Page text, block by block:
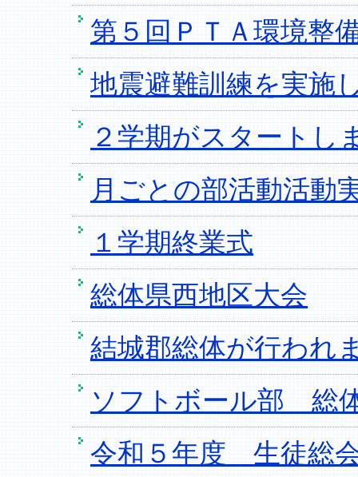
第５回ＰＴＡ環境整
地震避難訓練を実施
２学期がスタートし
月ごとの部活動活動
１学期終業式
総体県西地区大会
結城郡総体が行われ
ソフトボール部 総
令和５年度 生徒総